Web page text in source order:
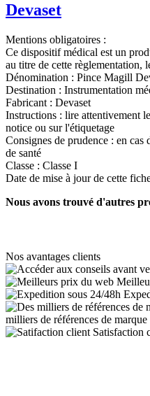
Devaset
Mentions obligatoires :
Ce dispositif médical est un
au titre de cette règlementation,
Dénomination : Pince Magill
Destination : Instrumentation
Fabricant : Devaset
Instructions : lire attentivement
notice ou sur l'étiquetage
Consignes de prudence : en cas
de santé
Classe : Classe I
Date de mise à jour de cette
Nous avons trouvé d'autres
Nos avantages clients
milliers de références de
Satisfaction